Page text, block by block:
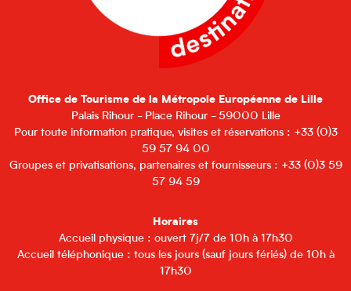
Office de Tourisme de la Métropole Européenne de Lille
Palais Rihour - Place Rihour - 59000 Lille
Pour toute information pratique, visites et réservations : +33 (0)3
59 57 94 00
Groupes et privatisations, partenaires et fournisseurs : +33 (0)3 59
57 94 59
Horaires
Accueil physique : ouvert 7j/7 de 10h à 17h30
Accueil téléphonique : tous les jours (sauf jours fériés) de 10h à
17h30